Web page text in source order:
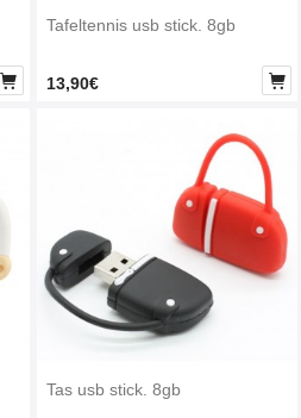

Tafeltennis usb stick. 8gb
13,90€ 
Tas usb stick. 8gb